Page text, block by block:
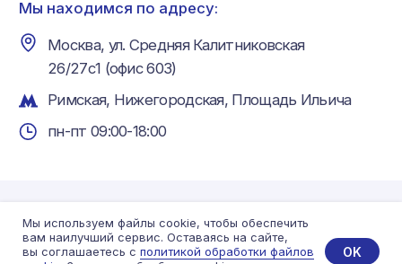
Мы используем файлы cookie, чтобы обеспечить
вам наилучший сервис. Оставаясь на сайте,
вы соглашаетесь с политикой обработки файлов
OK